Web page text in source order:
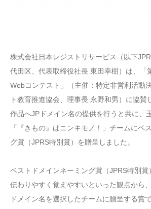
株式会社日本レジストリサービス（以下
代田区、代表取締役社長 東田幸樹）は、「
Webコンテスト」（主催：特定非営利活動
ト教育推進協会、理事長 永野和男）に協賛
作品へJPドメイン名の提供を行うと共に、
「『きもの』はニンキモノ！」チームにベ
グ賞（JPRS特別賞）を贈呈しました。
ベストドメインネーミング賞（JPRS特別
伝わりやすく覚えやすいといった観点から
ドメイン名を選択したチームに贈呈する賞